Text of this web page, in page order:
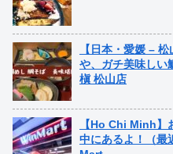
【日本・愛媛 –
や、ガチ美味しい
槇 松山店
【Ho Chi Minh】
中にあるよ！（最